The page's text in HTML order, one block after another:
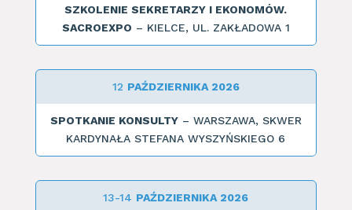
SZKOLENIE SEKRETARZY I EKONOMÓW.
SACROEXPO – KIELCE, UL. ZAKŁADOWA 1
12 PAŹDZIERNIKA 2026
SPOTKANIE KONSULTY– WARSZAWA, SKWER
KARDYNAŁA STEFANA WYSZYŃSKIEGO 6
13-14 PAŹDZIERNIKA 2026